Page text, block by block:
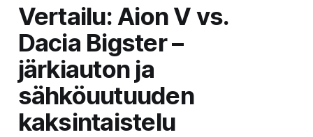
Vertailu: Aion V vs.
Dacia Bigster –
järkiauton ja
sähköuutuuden
kaksintaistelu